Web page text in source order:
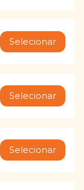
Selecionar
Selecionar
Selecionar